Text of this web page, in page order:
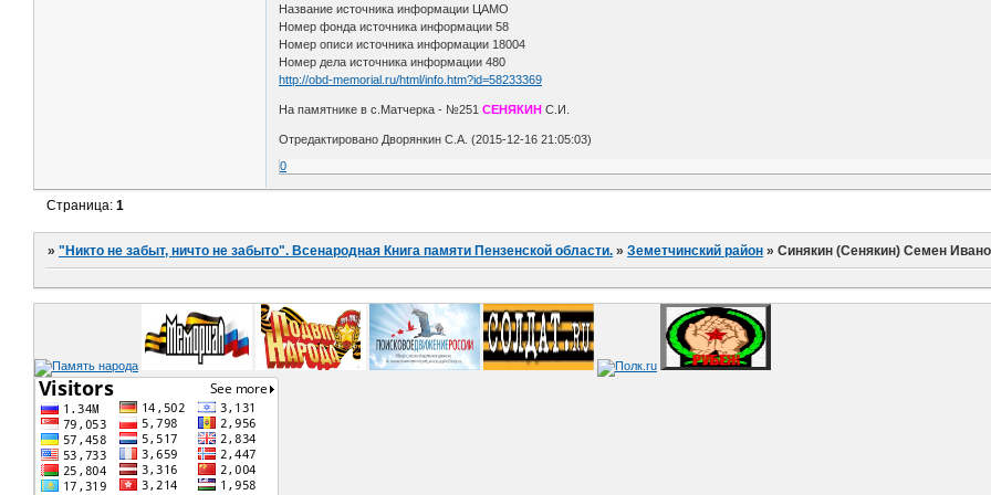
Название источника информации ЦАМО
Номер фонда источника информации 58
Номер описи источника информации 18004
Номер дела источника информации 480
http://obd-memorial.ru/html/info.htm?id=58233369
На памятнике в с.Матчерка - №251СЕНЯКИН С.И.
Отредактировано Дворянкин С.А. (2015-12-16 21:05:03)
0
Страница:1
»"Никто не забыт, ничто не забыто". Всенародная Книга памяти Пензенской области. »Земетчинский район »Синякин (Сенякин) Семен